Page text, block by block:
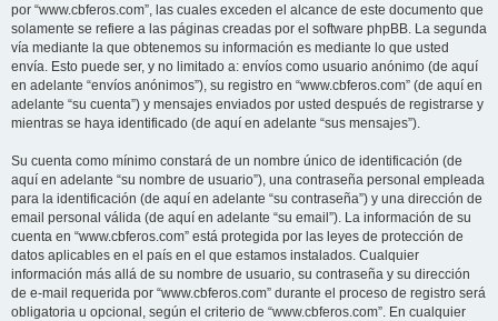
por “www.cbferos.com”, las cuales exceden el alcance de este documento que
solamente se refiere a las páginas creadas por el software phpBB. La segunda
vía mediante la que obtenemos su información es mediante lo que usted
envía. Esto puede ser, y no limitado a: envíos como usuario anónimo (de aquí
en adelante “envíos anónimos”), su registro en “www.cbferos.com” (de aquí en
adelante “su cuenta”) y mensajes enviados por usted después de registrarse y
mientras se haya identificado (de aquí en adelante “sus mensajes”).
Su cuenta como mínimo constará de un nombre único de identificación (de
aquí en adelante “su nombre de usuario”), una contraseña personal empleada
para la identificación (de aquí en adelante “su contraseña”) y una dirección de
email personal válida (de aquí en adelante “su email”). La información de su
cuenta en “www.cbferos.com” está protegida por las leyes de protección de
datos aplicables en el país en el que estamos instalados. Cualquier
información más allá de su nombre de usuario, su contraseña y su dirección
de e-mail requerida por “www.cbferos.com” durante el proceso de registro será
obligatoria u opcional, según el criterio de “www.cbferos.com”. En cualquier